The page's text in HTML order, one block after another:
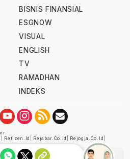
BISNIS FINANSIAL
ESGNOW
VISUAL
ENGLISH
TV
RAMADHAN
INDEKS
Retizen.id Rejabar.co.id Rejogja.co.id